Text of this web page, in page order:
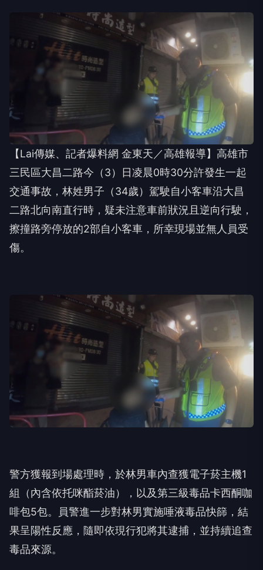
【Lai傳媒、記者爆料網 金東天／高雄報導】高雄市
三民區大昌二路今（3）日凌晨0時30分許發生一起
交通事故，林姓男子（34歲）駕駛自小客車沿大昌
二路北向南直行時，疑未注意車前狀況且逆向行駛，
擦撞路旁停放的2部自小客車，所幸現場並無人員受
傷。
警方獲報到場處理時，於林男車內查獲電子菸主機1
組（內含依托咪酯菸油），以及第三級毒品卡西酮咖
啡包5包。員警進一步對林男實施唾液毒品快篩，結
果呈陽性反應，隨即依現行犯將其逮捕，並持續追查
毒品來源。